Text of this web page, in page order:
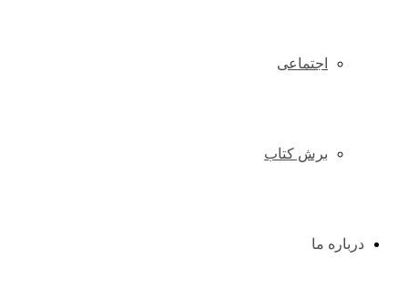
اجتماعی
برش کتاب
درباره ما